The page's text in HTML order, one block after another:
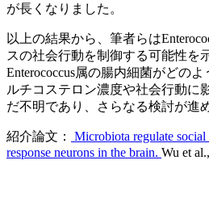
が長くなりました。
以上の結果から、筆者らは
スの社会行動を制御する可能性を
Enterococcus属の腸内細菌がどの
ルチコステロン濃度や社会行動に
だ不明であり、さらなる検討が進
紹介論文：
Microbiota regulate social
response neurons in the brain. Wu et